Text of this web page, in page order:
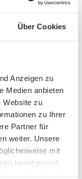
Über Cookies
Anzeigen zu
Medien anbieten
Website zu
zu Ihrer
Partner für
weiter. Unsere
mit
bereitgestellt